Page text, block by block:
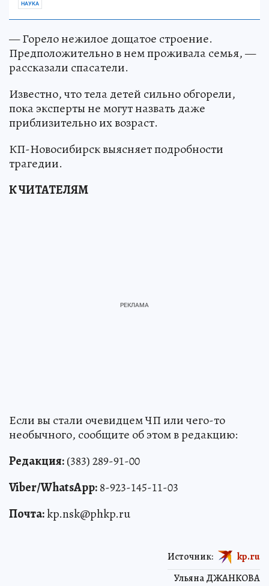
НАУКА
— Горело нежилое дощатое строение.
Предположительно в нем проживала семья, —
рассказали спасатели.
Известно, что тела детей сильно обгорели,
пока эксперты не могут назвать даже
приблизительно их возраст.
КП-Новосибирск выясняет подробности
трагедии.
К ЧИТАТЕЛЯМ
Если вы стали очевидцем ЧП или чего-то
необычного, сообщите об этом в редакцию:
Редакция:(383) 289-91-00
Viber/WhatsApp:8-923-145-11-03
Почта:kp.nsk@phkp.ru
Ульяна ДЖАНКОВА
Источник: kp.ru